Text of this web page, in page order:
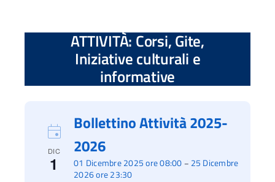
ATTIVITÀ: Corsi, Gite,
Iniziative culturali e
informative
DIC
1 01 Dicembre 2025 ore 08:00 – 25 Dicembre
2026 ore 23:30
Bollettino Attività 2025-
2026